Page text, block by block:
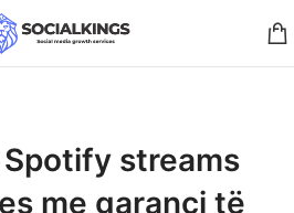
streams
me garanci të